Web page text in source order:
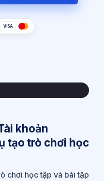
VISA
khoản
tạo trò chơi học
chơi học tập và bài tập